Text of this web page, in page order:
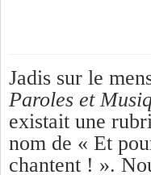
Jadis sur le
Paroles et
existait une
nom de « Et
chantent ! ».